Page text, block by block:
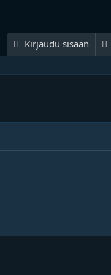
Kirjaudu sisään